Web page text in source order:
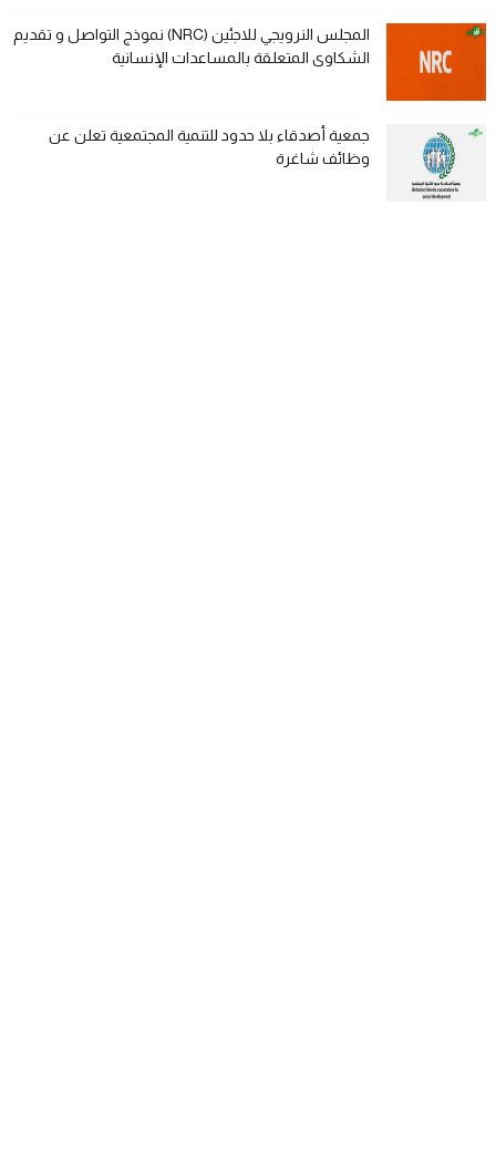
المجلس النرويجي للاجئين (NRC) نموذج التواصل و تقديم
الشكاوى المتعلقة بالمساعدات الإنسانية
جمعية أصدقاء بلا حدود للتنمية المجتمعية تعلن عن
وظائف شاغرة